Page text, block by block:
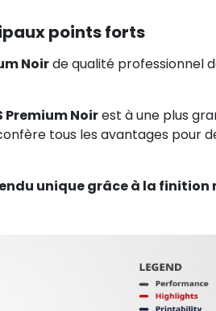
points forts
Noirde qualité professionnel
Premium Noirest à une plus
tous les avantages pour
unique grâce à la finition